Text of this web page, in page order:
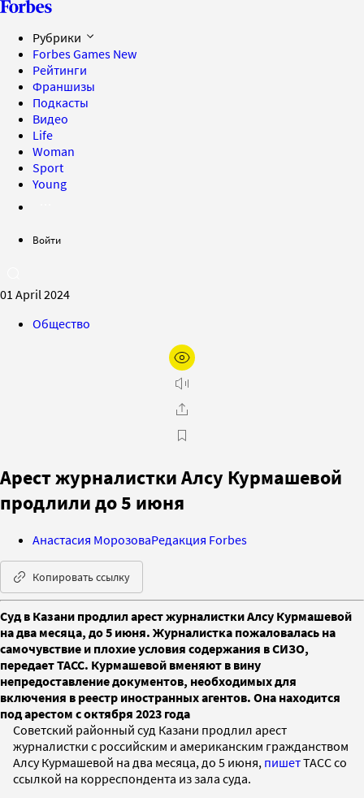
Рубрики
Forbes Games New
Рейтинги
Франшизы
Подкасты
Видео
Life
Woman
Sport
Young
Войти
01 April 2024
Общество
Арест журналистки Алсу Курмашевой
продлили до 5 июня
Анастасия МорозоваРедакция Forbes
Копировать ссылку
Суд в Казани продлил арест журналистки Алсу Курмашевой
на два месяца, до 5 июня. Журналистка пожаловалась на
самочувствие и плохие условия содержания в СИЗО,
передает ТАСС. Курмашевой вменяют в вину
непредоставление документов, необходимых для
включения в реестр иностранных агентов. Она находится
под арестом с октября 2023 года
Советский районный суд Казани продлил арест
журналистки с российским и американским гражданством
Алсу Курмашевой на два месяца, до 5 июня, пишетТАСС со
ссылкой на корреспондента из зала суда.